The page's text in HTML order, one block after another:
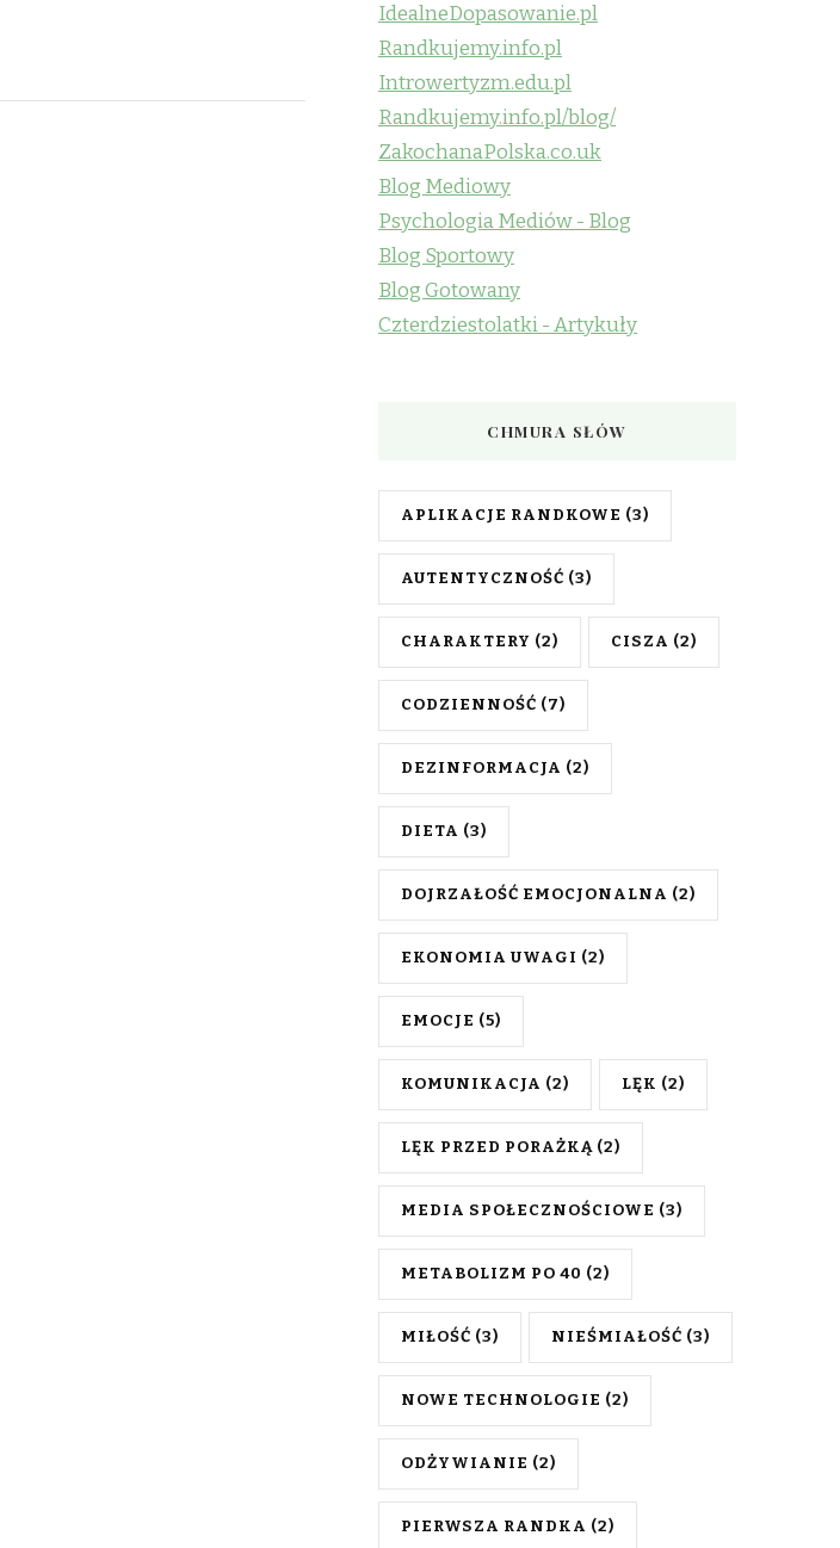
IdealneDopasowanie.pl
Randkujemy.info.pl
Introwertyzm.edu.pl
Randkujemy.info.pl/blog/
ZakochanaPolska.co.uk
Blog Mediowy
Psychologia Mediów - Blog
Blog Sportowy
Blog Gotowany
Czterdziestolatki - Artykuły
CHMURA SŁÓW
APLIKACJE RANDKOWE (3)
AUTENTYCZNOŚĆ (3)
CHARAKTERY (2) CISZA (2)
CODZIENNOŚĆ (7)
DEZINFORMACJA (2)
DIETA (3)
DOJRZAŁOŚĆ EMOCJONALNA (2)
EKONOMIA UWAGI (2)
EMOCJE (5)
KOMUNIKACJA (2) LĘK (2)
LĘK PRZED PORAŻKĄ (2)
MEDIA SPOŁECZNOŚCIOWE (3)
METABOLIZM PO 40 (2)
MIŁOŚĆ (3) NIEŚMIAŁOŚĆ (3)
NOWE TECHNOLOGIE (2)
ODŻYWIANIE (2)
PIERWSZA RANDKA (2)